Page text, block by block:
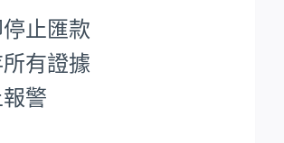
止匯款
有證據
警